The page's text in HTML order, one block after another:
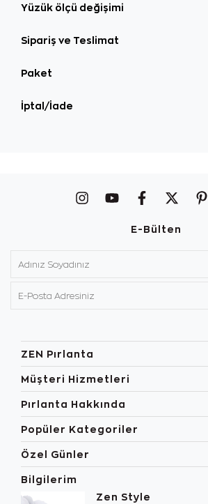
Yüzük ölçü değişimi
Sipariş ve Teslimat
Paket
İptal/İade
E-Bülten
ZEN Pırlanta
Müşteri Hizmetleri
Pırlanta Hakkında
Popüler Kategoriler
Özel Günler
Bilgilerim
Zen Style